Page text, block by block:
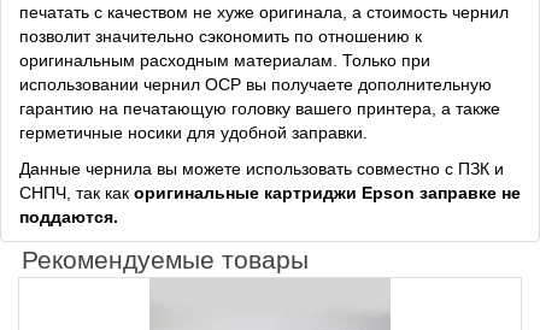
печатать с качеством не хуже оригинала, а стоимость чернил
позволит значительно сэкономить по отношению к
оригинальным расходным материалам. Только при
использовании чернил OCP вы получаете дополнительную
гарантию на печатающую головку вашего принтера, а также
герметичные носики для удобной заправки.
Данные чернила вы можете использовать совместно с ПЗК и
СНПЧ, так как оригинальные картриджи Epson заправке не
поддаются.
Рекомендуемые товары